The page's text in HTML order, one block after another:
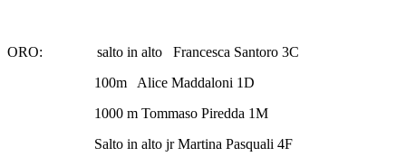
ORO: salto in alto
Francesca Santoro 3C
100m
Alice Maddaloni 1D
1000 m Tommaso Piredda 1M
Salto in alto jr Martina Pasquali 4F